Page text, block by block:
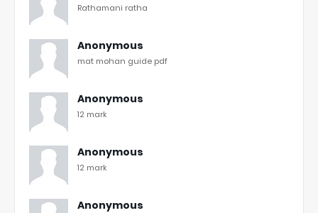
Rathamani ratha
Anonymous
mat mohan guide pdf
Anonymous
12 mark
Anonymous
12 mark
Anonymous